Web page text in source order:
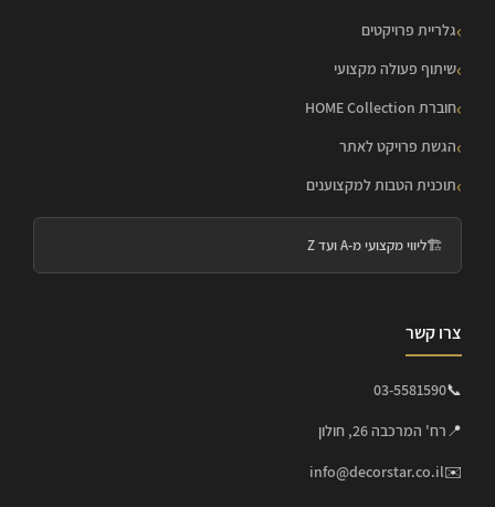
גלריית פרויקטים
שיתוף פעולה מקצועי
חוברת HOME Collection
הגשת פרויקט לאתר
תוכנית הטבות למקצוענים
🏗️ליווי מקצועי מ-A ועד Z
צרו קשר
📞
03-5581590
📍רח' המרכבה 26, חולון
✉️
info@decorstar.co.il